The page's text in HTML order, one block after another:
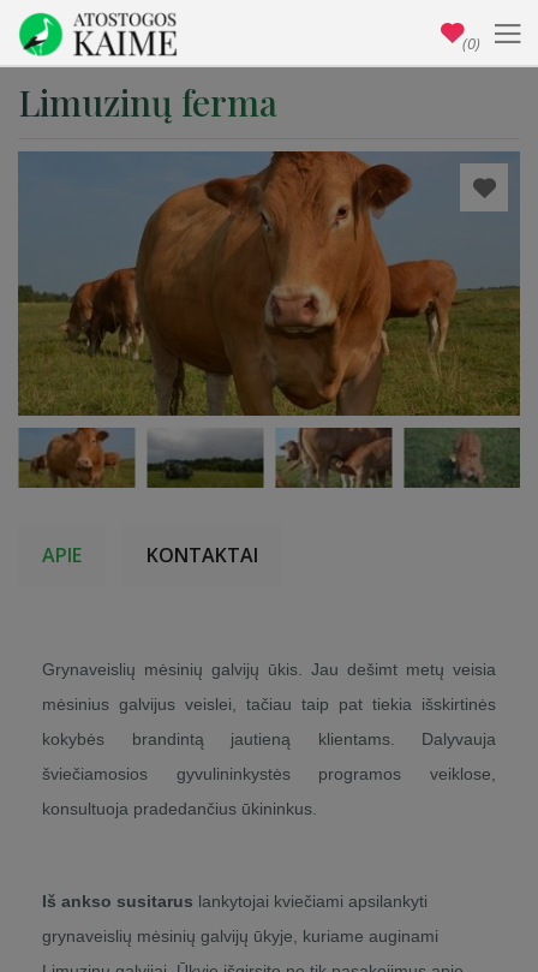
Limuzinų ferma
APIE KONTAKTAI
Grynaveislių mėsinių galvijų ūkis. Jau dešimt metų veisia
mėsinius galvijus veislei, tačiau taip pat tiekia išskirtinės
kokybės brandintą jautieną klientams. Dalyvauja
šviečiamosios gyvulininkystės programos veiklose,
konsultuoja pradedančius ūkininkus.
Iš ankso susitarus lankytojai kviečiami apsilankyti
grynaveislių mėsinių galvijų ūkyje, kuriame auginami
(0)